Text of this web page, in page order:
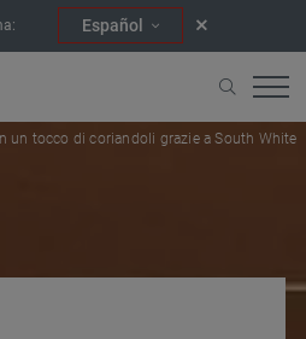
Español
un tocco di coriandoli grazie a South White